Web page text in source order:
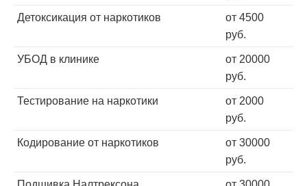
Детоксикация от наркотиков
от 4500
руб.
УБОД в клинике
от 20000
руб.
Тестирование на наркотики
от 2000
руб.
Кодирование от наркотиков
от 30000
руб.